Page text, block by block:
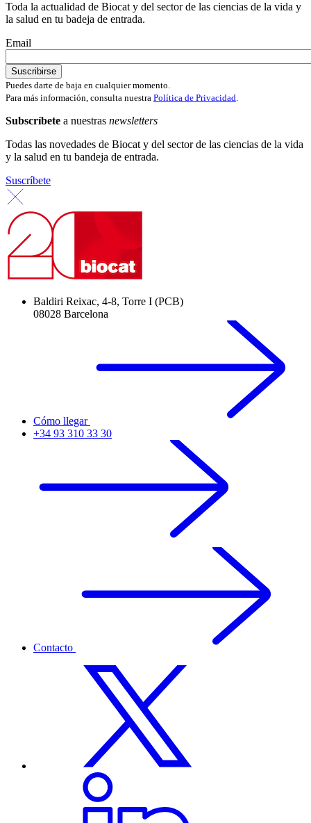
Toda la actualidad de Biocat y del sector de las ciencias de la vida y
la salud en tu badeja de entrada.
Email
Puedes darte de baja en cualquier momento.
Para más información, consulta nuestra Política de Privacidad.
Subscríbete a nuestras newsletters
Todas las novedades de Biocat y del sector de las ciencias de la vida
y la salud en tu bandeja de entrada.
Suscríbete
Baldiri Reixac, 4-8, Torre I (PCB)
08028 Barcelona
Cómo llegar
+34 93 310 33 30
Contacto